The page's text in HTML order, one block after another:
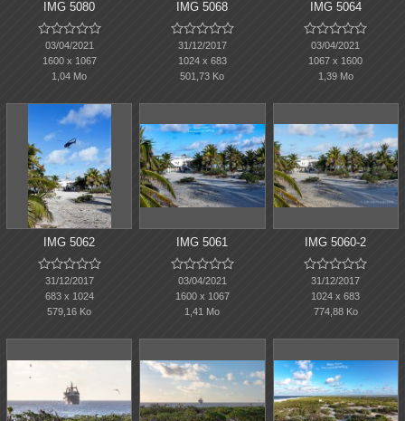
IMG 5080

03/04/2021
1600 x 1067
1,04 Mo
IMG 5068

31/12/2017
1024 x 683
501,73 Ko
IMG 5064

03/04/2021
1067 x 1600
1,39 Mo
IMG 5062

31/12/2017
683 x 1024
579,16 Ko
IMG 5061

03/04/2021
1600 x 1067
1,41 Mo
IMG 5060-2

31/12/2017
1024 x 683
774,88 Ko